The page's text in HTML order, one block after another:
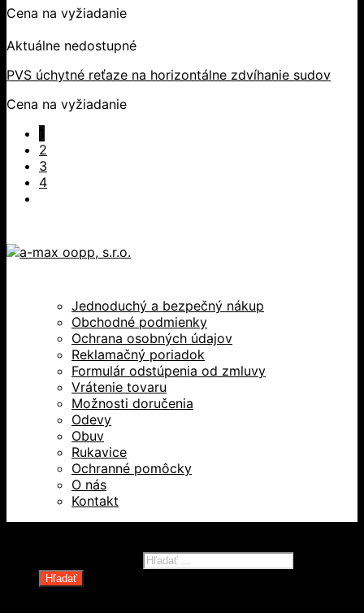
Cena na vyžiadanie
Aktuálne nedostupné
PVS úchytné reťaze na horizontálne zdvíhanie sudov
Cena na vyžiadanie
2
3
4
Jednoduchý a bezpečný nákup
Obchodné podmienky
Ochrana osobných údajov
Reklamačný poriadok
Formulár odstúpenia od zmluvy
Vrátenie tovaru
Možnosti doručenia
Odevy
Obuv
Rukavice
Ochranné pomôcky
O nás
Kontakt
Hľadať